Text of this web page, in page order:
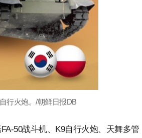
行火炮。/朝鲜日报DB
50战斗机、K9自行火炮、天舞多管